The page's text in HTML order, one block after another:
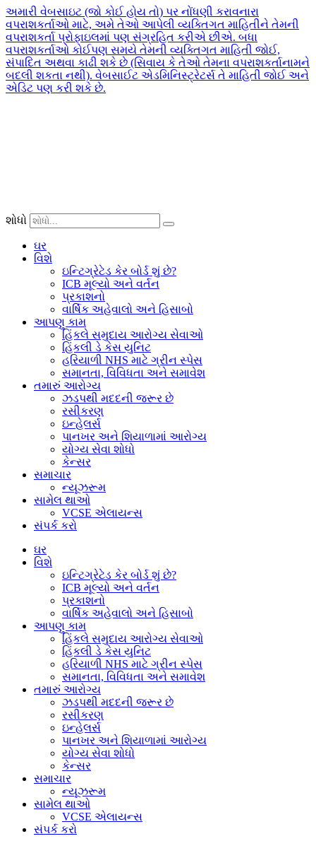
અમારી વેબસાઇટ (જો કોઈ હોય તો) પર નોંધણી કરાવનારા
વપરાશકર્તાઓ માટે, અમે તેઓ આપેલી વ્યક્તિગત માહિતીને તેમની
વપરાશકર્તા પ્રોફાઇલમાં પણ સંગ્રહિત કરીએ છીએ. બધા
વપરાશકર્તાઓ કોઈપણ સમયે તેમની વ્યક્તિગત માહિતી જોઈ,
સંપાદિત અથવા કાઢી શકે છે (સિવાય કે તેઓ તેમના વપરાશકર્તાનામને
બદલી શકતા નથી). વેબસાઈટ એડમિનિસ્ટ્રેટર્સ તે માહિતી જોઈ અને
એડિટ પણ કરી શકે છે.
શોધો
ઘર
વિશે
ઇન્ટિગ્રેટેડ કેર બોર્ડ શું છે?
ICB મૂલ્યો અને વર્તન
પ્રકાશનો
વાર્ષિક અહેવાલો અને હિસાબો
આપણુ કામ
હિંકલે સમુદાય આરોગ્ય સેવાઓ
હિંકલી ડે કેસ યુનિટ
હરિયાળી NHS માટે ગ્રીન સ્પેસ
સમાનતા, વિવિધતા અને સમાવેશ
તમારું આરોગ્ય
ઝડપથી મદદની જરૂર છે
રસીકરણ
ઇન્હેલર્સ
પાનખર અને શિયાળામાં આરોગ્ય
યોગ્ય સેવા શોધો
કેન્સર
સમાચાર
ન્યૂઝરૂમ
સામેલ થાઓ
VCSE એલાયન્સ
સંપર્ક કરો
ઘર
વિશે
ઇન્ટિગ્રેટેડ કેર બોર્ડ શું છે?
ICB મૂલ્યો અને વર્તન
પ્રકાશનો
વાર્ષિક અહેવાલો અને હિસાબો
આપણુ કામ
હિંકલે સમુદાય આરોગ્ય સેવાઓ
હિંકલી ડે કેસ યુનિટ
હરિયાળી NHS માટે ગ્રીન સ્પેસ
સમાનતા, વિવિધતા અને સમાવેશ
તમારું આરોગ્ય
ઝડપથી મદદની જરૂર છે
રસીકરણ
ઇન્હેલર્સ
પાનખર અને શિયાળામાં આરોગ્ય
યોગ્ય સેવા શોધો
કેન્સર
સમાચાર
ન્યૂઝરૂમ
સામેલ થાઓ
VCSE એલાયન્સ
સંપર્ક કરો